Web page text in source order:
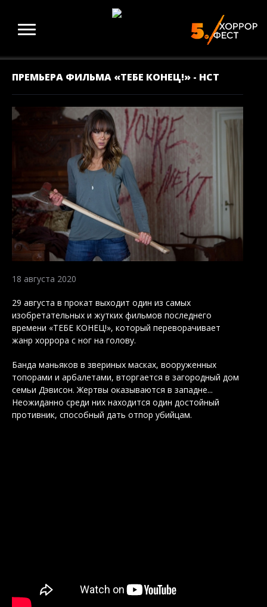
ПРЕМЬЕРА ФИЛЬМА «ТЕБЕ КОНЕЦ!» - НСТ
18 августа 2020
29 августа в прокат выходит один из самых
изобретательных и жутких фильмов последнего
времени «ТЕБЕ КОНЕЦ!», который переворачивает
жанр хоррора с ног на голову.
Банда маньяков в звериных масках, вооруженных
топорами и арбалетами, вторгается в загородный дом
семьи Дэвисон. Жертвы оказываются в западне...
Неожиданно среди них находится один достойный
противник, способный дать отпор убийцам.